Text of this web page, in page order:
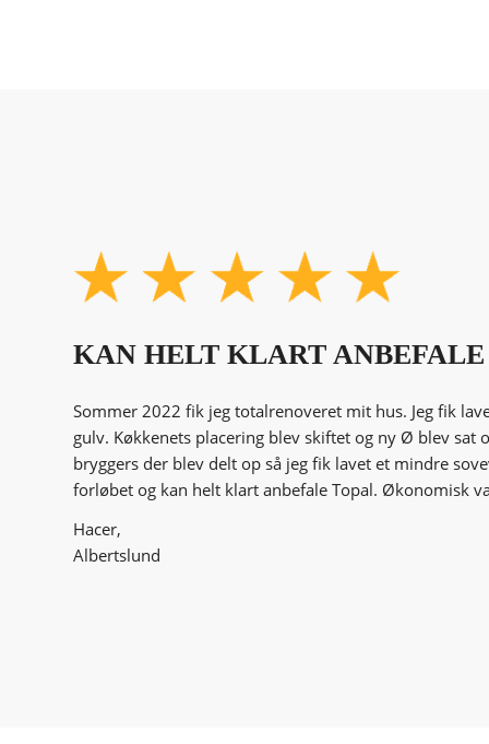
KAN HELT KLART ANBEFALE
Sommer 2022 fik jeg totalrenoveret mit hus. Jeg fik
gulv. Køkkenets placering blev skiftet og ny Ø blev sat
bryggers der blev delt op så jeg fik lavet et mindre
forløbet og kan helt klart anbefale Topal. Økonomisk
Hacer,
Albertslund